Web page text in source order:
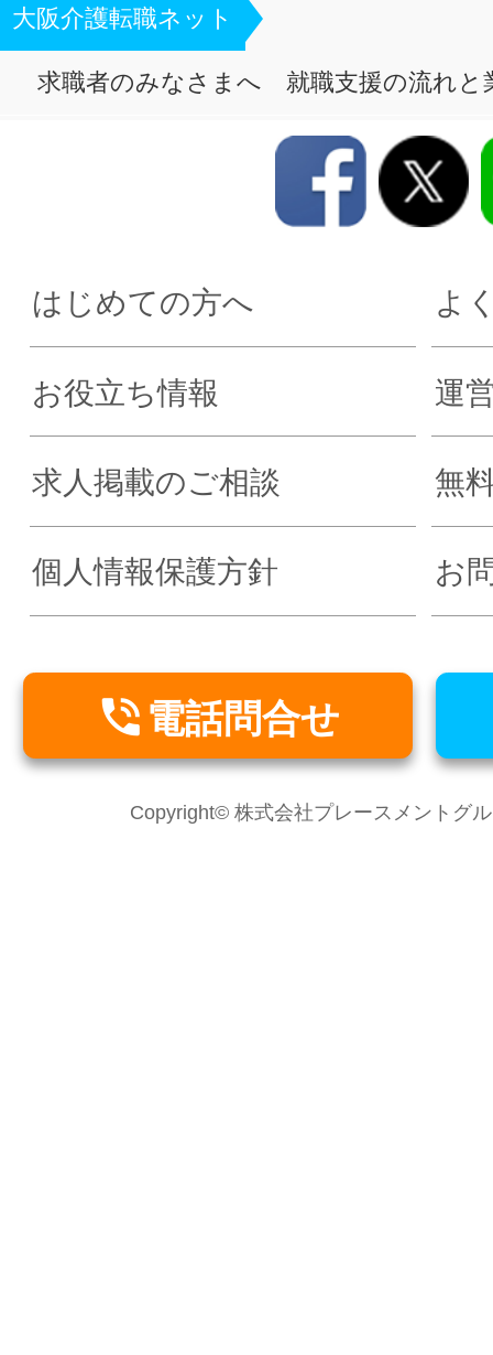
大阪介護転職ネット
求職者のみなさまへ 就職支援の流れと
はじめての方へ よ
お役立ち情報 運
求人掲載のご相談 無
個人情報保護方針 お
 電話問合せ
Copyright© 株式会社プレースメントグ